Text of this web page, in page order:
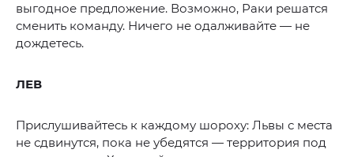
выгодное предложение. Возможно, Раки решатся
сменить команду. Ничего не одалживайте — не
дождетесь.
ЛЕВ
Прислушивайтесь к каждому шороху: Львы с места
не сдвинутся, пока не убедятся — территория под